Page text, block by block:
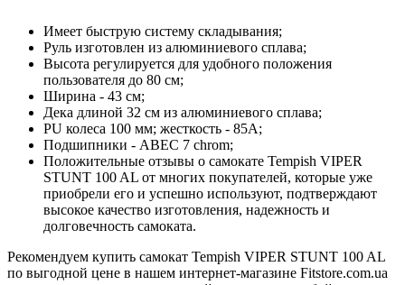
Имеет быструю систему складывания;
Руль изготовлен из алюминиевого сплава;
Высота регулируется для удобного положения
пользователя до 80 см;
Ширина - 43 см;
Дека длиной 32 см из алюминиевого сплава;
PU колеса 100 мм; жесткость - 85А;
Подшипники - АВЕС 7 chrom;
Положительные отзывы о самокате Tempish VIPER
STUNT 100 AL от многих покупателей, которые уже
приобрели его и успешно используют, подтверждают
высокое качество изготовления, надежность и
долговечность самоката.
Рекомендуем купить самокат Tempish VIPER STUNT 100 AL
по выгодной цене в нашем интернет-магазине Fitstore.com.ua